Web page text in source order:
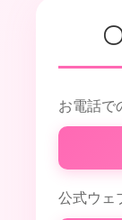
お電話で
公式ウェ